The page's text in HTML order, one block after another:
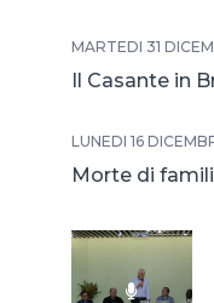
MARTEDÌ 31
Il Casante in
LUNEDÌ 16
Morte di